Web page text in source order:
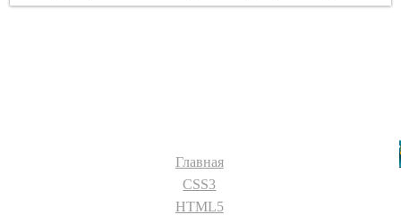
Главная
CSS3
HTML5